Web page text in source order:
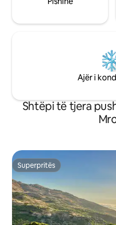
Ajër i
Shtëpi të tjera
Superpritës
Superpritës